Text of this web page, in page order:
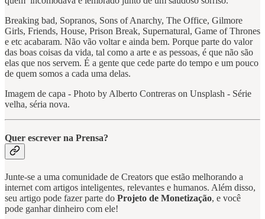
Breaking bad, Sopranos, Sons of Anarchy, The Office, Gilmore
Girls, Friends, House, Prison Break, Supernatural, Game of Thrones
e etc acabaram. Não vão voltar e ainda bem. Porque parte do valor
das boas coisas da vida, tal como a arte e as pessoas, é que não são
elas que nos servem. É a gente que cede parte do tempo e um pouco
de quem somos a cada uma delas.
Imagem de capa - Photo by Alberto Contreras on Unsplash - Série
velha, séria nova.
Quer escrever na Prensa?
Junte-se a uma comunidade de Creators que estão melhorando a
internet com artigos inteligentes, relevantes e humanos. Além disso,
seu artigo pode fazer parte do Projeto de Monetização, e você
pode ganhar dinheiro com ele!